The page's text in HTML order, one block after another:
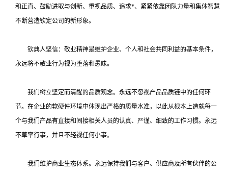
和正直、鼓励进取与创新、重视品质、追求*、紧紧依靠团队力量和集体智慧
不断营造钦定公司的新形象。
钦典人坚信：敬业精神是维护企业、个人和社会共同利益的基本条件，
永远将不敬业行为视为堕落和愚昧。
我们树立坚定而清醒的品质观念。永远不忽视产品品质链中的任何环
节。在企业的软硬件环境中体现出严格的质量水准，以此从根本上造就每一
个与我们产品有直接和间接相关人员的认真、严谨、细致的工作习惯。永远
不草率行事，并且不轻视任何小事。
我们维护商业生态体系。永远保持我们与客户、供应商及所有伙伴的公